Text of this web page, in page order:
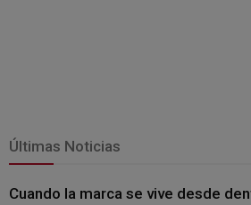
Últimas Noticias
Cuando la marca se vive desde